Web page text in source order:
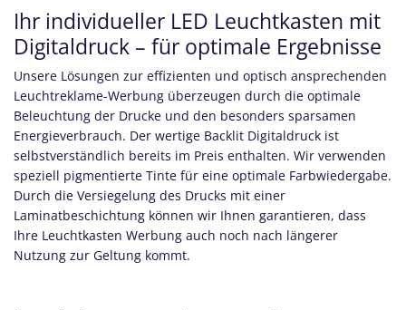
Ihr individueller LED Leuchtkasten mit
Digitaldruck – für optimale Ergebnisse
Unsere Lösungen zur effizienten und optisch ansprechenden
Leuchtreklame-Werbung überzeugen durch die optimale
Beleuchtung der Drucke und den besonders sparsamen
Energieverbrauch. Der wertige Backlit Digitaldruck ist
selbstverständlich bereits im Preis enthalten. Wir verwenden
speziell pigmentierte Tinte für eine optimale Farbwiedergabe.
Durch die Versiegelung des Drucks mit einer
Laminatbeschichtung können wir Ihnen garantieren, dass
Ihre Leuchtkasten Werbung auch noch nach längerer
Nutzung zur Geltung kommt.